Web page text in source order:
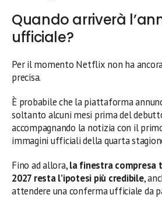
Quando arriverà
ufficiale?
Per il momento Netflix non ha
precisa.
È probabile che la piattaforma
soltanto alcuni mesi prima del
accompagnando la notizia con il
immagini ufficiali della quarta
Fino ad allora,la finestra
2027 resta l’ipotesi più credibile,
attendere una conferma ufficiale da